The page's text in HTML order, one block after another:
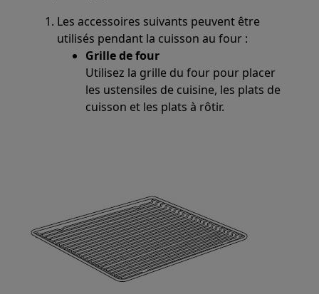
Les accessoires suivants peuvent être
utilisés pendant la cuisson au four :
Grille de four
Utilisez la grille du four pour placer
les ustensiles de cuisine, les plats de
cuisson et les plats à rôtir.